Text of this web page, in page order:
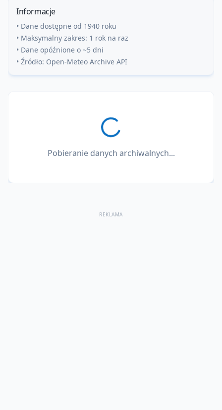
Informacje
• Dane dostępne od 1940 roku
• Maksymalny zakres: 1 rok na raz
• Dane opóźnione o ~5 dni
• Źródło: Open-Meteo Archive API
Pobieranie danych archiwalnych...
REKLAMA